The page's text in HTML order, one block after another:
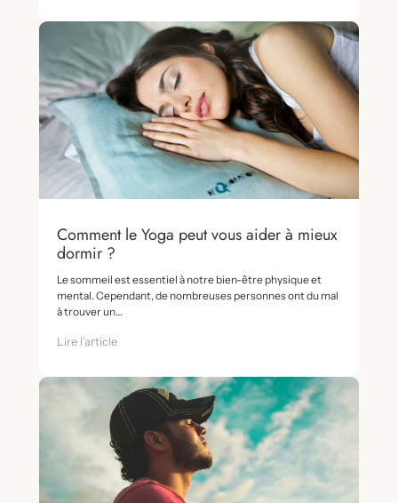
Comment le Yoga peut vous aider à mieux
dormir ?
Le sommeil est essentiel à notre bien-être physique et
mental. Cependant, de nombreuses personnes ont du mal
à trouver un…
Lire l’article